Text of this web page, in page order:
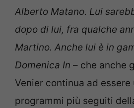
Alberto Matano. Lui
dopo di lui, fra qualche
Martino. Anche lui è in
Domenica In – che anche
Venier continua ad essere
programmi più seguiti